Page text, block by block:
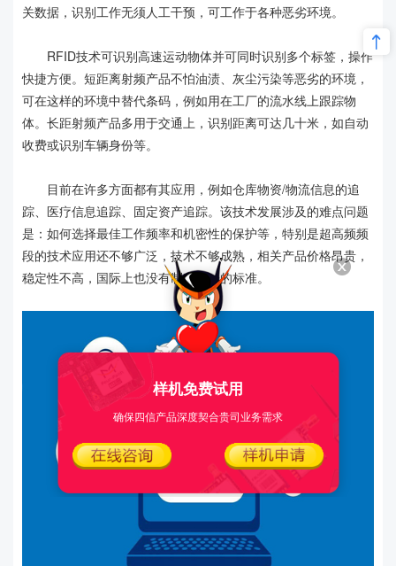
关数据，识别工作无须人工干预，可工作于各种恶劣环境。
RFID技术可识别高速运动物体并可同时识别多个标签，操作
快捷方便。短距离射频产品不怕油渍、灰尘污染等恶劣的环境，
可在这样的环境中替代条码，例如用在工厂的流水线上跟踪物
体。长距射频产品多用于交通上，识别距离可达几十米，如自动
收费或识别车辆身份等。
目前在许多方面都有其应用，例如仓库物资/物流信息的追
踪、医疗信息追踪、固定资产追踪。该技术发展涉及的难点问题
是：如何选择最佳工作频率和机密性的保护等，特别是超高频频
段的技术应用还不够广泛，技术不够成熟，相关产品价格昂贵，
稳定性不高，国际上也没有制定统一的标准。
样机免费试用
确保四信产品深度契合贵司业务需求